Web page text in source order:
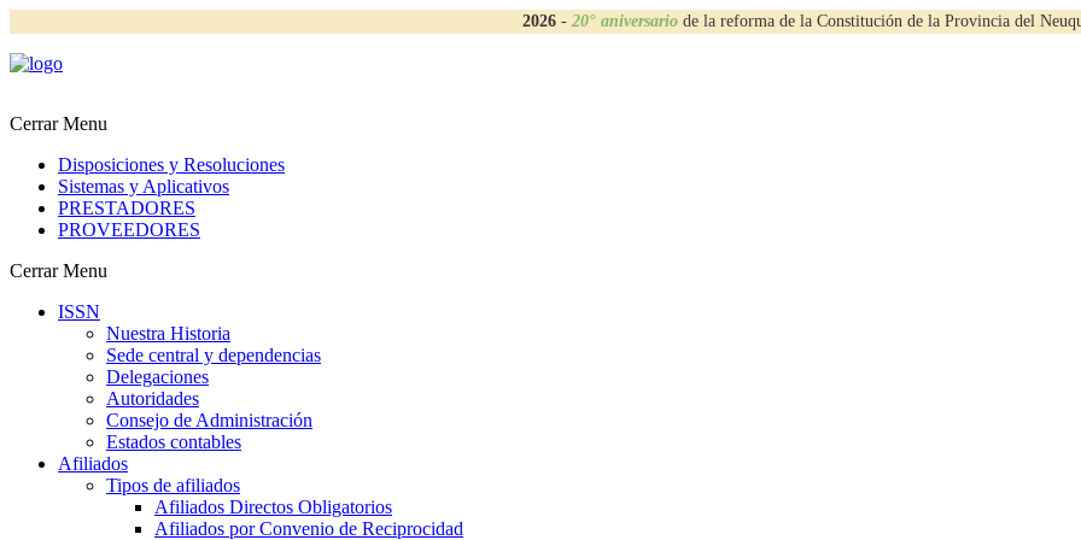
2026- 20° aniversariode la reforma de la Constitución de la Provincia del
Cerrar Menu
Disposiciones y Resoluciones
Sistemas y Aplicativos
PRESTADORES
PROVEEDORES
Cerrar Menu
ISSN
Nuestra Historia
Sede central y dependencias
Delegaciones
Autoridades
Consejo de Administración
Estados contables
Afiliados
Tipos de afiliados
Afiliados Directos Obligatorios
Afiliados por Convenio de Reciprocidad